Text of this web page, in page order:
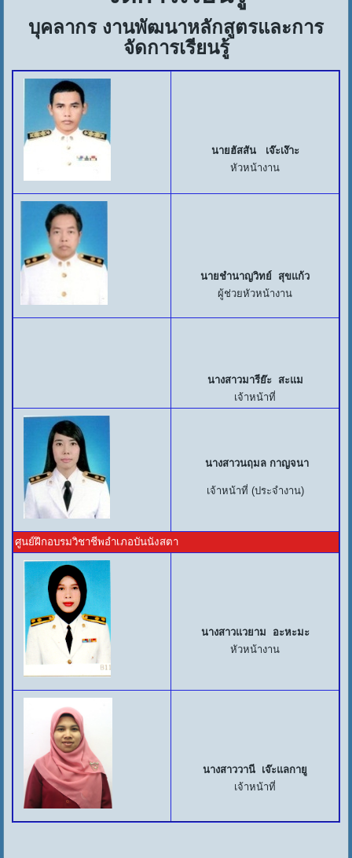
บุคลากร งานพัฒนาหลักสูตรและการ
จัดการเรียนรู้
นายฮัสสัน เจ๊ะเง๊าะ
หัวหน้างาน
นายชำนาญวิทย์ สุขแก้ว
ผู้ช่วยหัวหน้างาน
นางสาวมารีย๊ะ สะแม
เจ้าหน้าที่
นางสาวนฤมล กาญจนา
เจ้าหน้าที่ (ประจำงาน)
ศูนย์ฝึกอบรมวิชาชีพอำเภอบันนังสตา
นางสาวแวยาม อะหะมะ
หัวหน้างาน
นางสาววานี เจ๊ะแลกายู
เจ้าหน้าที่